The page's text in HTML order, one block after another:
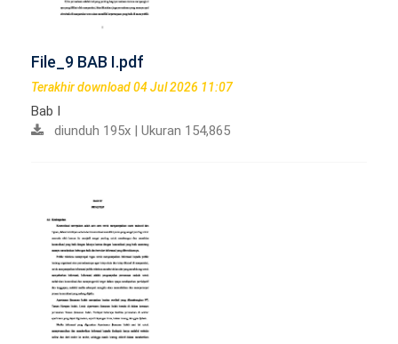
File_9 BAB I.pdf
Terakhir download 04 Jul 2026 11:07
Bab I
diunduh 195x | Ukuran 154,865